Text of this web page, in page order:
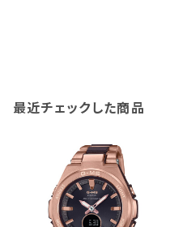
最近チェックした商品